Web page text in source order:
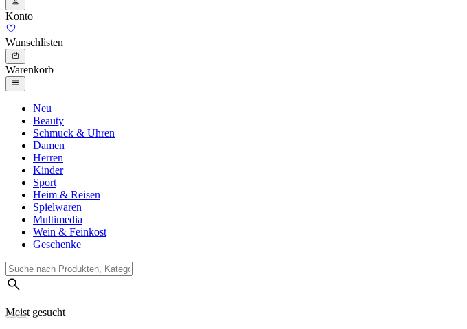
Konto
Wunschlisten
Warenkorb
Neu
Beauty
Schmuck & Uhren
Damen
Herren
Kinder
Sport
Heim & Reisen
Spielwaren
Multimedia
Wein & Feinkost
Geschenke
Meist gesucht